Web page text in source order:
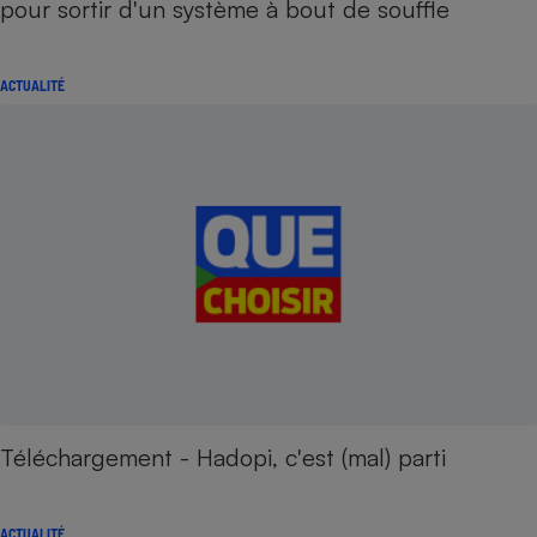
pour sortir d'un système à bout de souffle
ACTUALITÉ
Téléchargement - Hadopi, c'est (mal) parti